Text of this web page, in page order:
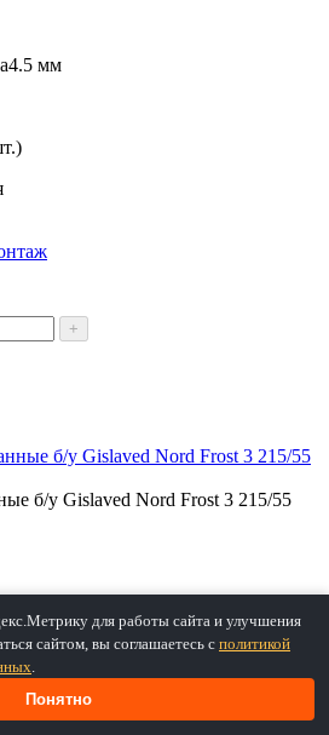
4.5 мм
+
б/у Gislaved Nord Frost 3 215/55
для работы сайта и улучшения
сайтом, вы соглашаетесь с политикой
.
Понятно